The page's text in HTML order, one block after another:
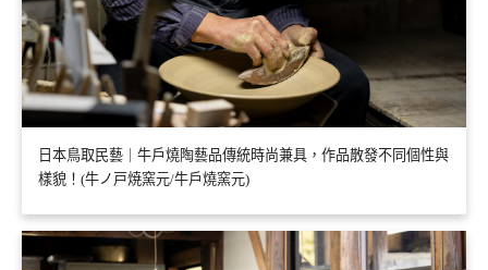
日本鳥取民藝｜牛戶燒陶藝品傳統時尚兼具，作品散發不同個性與
樣貌！(牛ノ戸焼窯元/牛戶燒窯元)